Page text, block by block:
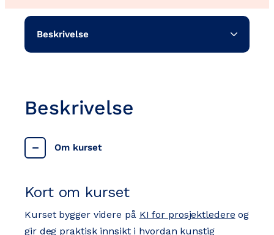
prosjektledere
antall
Beskrivelse
Beskrivelse
Om kurset
Kort om kurset
Kurset bygger videre på KI for prosjektledere og
gir deg praktisk innsikt i hvordan kunstig